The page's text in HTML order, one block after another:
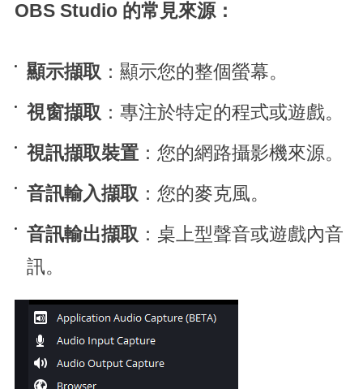
OBS Studio 的常見來源：
顯示擷取 ：顯示您的整個螢幕。
視窗擷取 ：專注於特定的程式或遊戲。
視訊擷取裝置：您的網路攝影機來源。
音訊輸入擷取 ：您的麥克風。
音訊輸出擷取 ：桌上型聲音或遊戲內音
訊。